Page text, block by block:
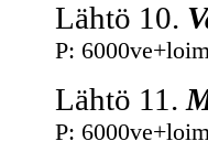
Lähtö 10.
P:
Lähtö 11.
P: